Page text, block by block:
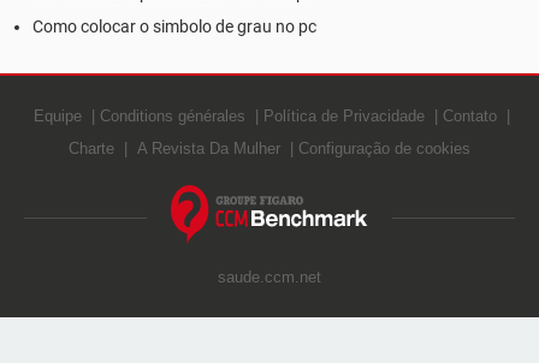
Como colocar o simbolo de grau no pc
Equipe Conditions générales Política de Privacidade
Contato
Charte
A Revista Da Mulher Configuração de cookies
saude.ccm.net